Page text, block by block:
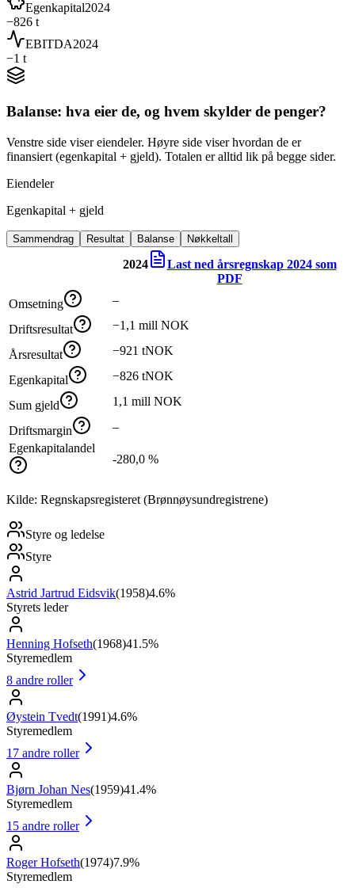
Egenkapital2024
−826 t
EBITDA2024
−1 t
Balanse: hva eier de, og hvem skylder de penger?
Venstre side viser eiendeler. Høyre side viser hvordan de er
finansiert (egenkapital + gjeld). Totalen er alltid lik på begge sider.
Eiendeler
Egenkapital + gjeld
Sammendrag Resultat Balanse Nøkkeltall
2024 Last ned årsregnskap 2024som
PDF
Omsetning
–
Driftsresultat −1,1 mill NOK
Årsresultat −921 tNOK
Egenkapital −826 tNOK
Sum gjeld 1,1 mill NOK
Driftsmargin
–
Egenkapitalandel
-280,0 %
Kilde: Regnskapsregisteret (Brønnøysundregistrene)
Styre og ledelse
Styre
Astrid Jartrud Eidsvik(1958)4.6%
Styrets leder
Henning Hofseth(1968)41.5%
Styremedlem
8 andre roller
Øystein Tvedt(1991)4.6%
Styremedlem
17 andre roller
Bjørn Johan Nes(1959)41.4%
Styremedlem
15 andre roller
Roger Hofseth(1974)7.9%
Styremedlem